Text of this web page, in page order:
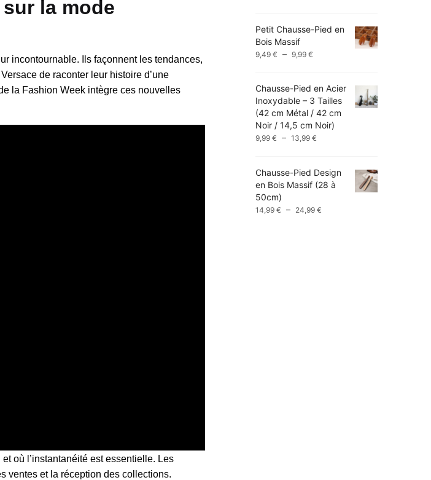
la mode
incontournable. Ils façonnent les tendances,
de raconter leur histoire d’une
la Fashion Week intègre ces nouvelles
où l’instantanéité est essentielle. Les
ventes et la réception des collections.
17,99 €
Petit Chausse-Pied en
Bois Massif
9,49€ – 9,99€
9,49 €
à
9,99 €
Chausse-Pied en Acier
Inoxydable – 3 Tailles
(42 cm Métal / 42 cm
Noir / 14,5 cm Noir)
9,99€ – 13,99€
9,99 €
à
Chausse-Pied Design
en Bois Massif (28 à
50cm)
14,99€ – 24,99€